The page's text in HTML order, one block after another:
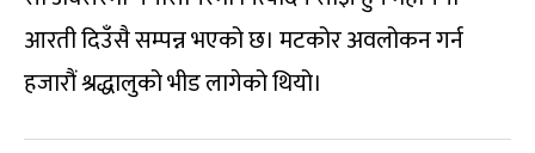
आरती दिउँसै सम्पन्न भएको छ। मटकोर अवलोकन गर्न
हजारौं श्रद्धालुको भीड लागेको थियो।